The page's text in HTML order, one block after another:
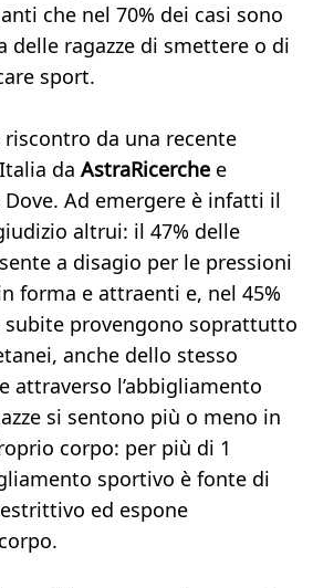
che nel 70% dei casi sono
delle ragazze di smettere o di
sport.
da una recente
da AstraRicerche e
Ad emergere è infatti il
altrui: il 47% delle
a disagio per le pressioni
forma e attraenti e, nel 45%
subite provengono soprattutto
anche dello stesso
attraverso l’abbigliamento
si sentono più o meno in
corpo: per più di 1
sportivo è fonte di
ed espone